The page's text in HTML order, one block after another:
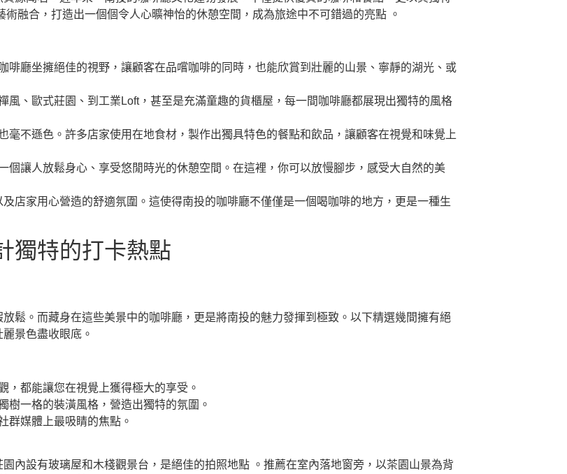
融合，打造出一個個令人心曠神怡的休憩空間，成為旅途中不可錯過的亮點 。
啡廳坐擁絕佳的視野，讓顧客在品嚐咖啡的同時，也能欣賞到壯麗的山景、寧靜的湖光、或
風、歐式莊園、到工業Loft，甚至是充滿童趣的貨櫃屋，每一間咖啡廳都展現出獨特的風格
毫不遜色。許多店家使用在地食材，製作出獨具特色的餐點和飲品，讓顧客在視覺和味覺上
個讓人放鬆身心、享受悠閒時光的休憩空間。在這裡，你可以放慢腳步，感受大自然的美
及店家用心營造的舒適氛圍。這使得南投的咖啡廳不僅僅是一個喝咖啡的地方，更是一種生
獨特的打卡熱點
鬆。而藏身在這些美景中的咖啡廳，更是將南投的魅力發揮到極致。以下精選幾間擁有絕
景色盡收眼底。
，都能讓您在視覺上獲得極大的享受。
樹一格的裝潢風格，營造出獨特的氛圍。
群媒體上最吸睛的焦點。
內設有玻璃屋和木棧觀景台，是絕佳的拍照地點 。推薦在室內落地窗旁，以茶園山景為背